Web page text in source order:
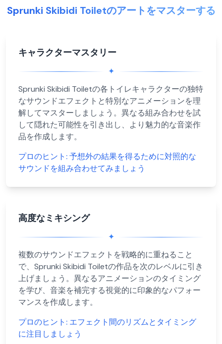
Sprunki Skibidi Toiletのアートをマスターする
キャラクターマスタリー
✦
Sprunki Skibidi Toiletの各トイレキャラクターの独特
なサウンドエフェクトと特別なアニメーションを理
解してマスターしましょう。異なる組み合わせを試
して隠れた可能性を引き出し、より魅力的な音楽作
品を作成します。
プロのヒント:予想外の結果を得るために対照的な
サウンドを組み合わせてみましょう
高度なミキシング
✦
複数のサウンドエフェクトを戦略的に重ねること
で、Sprunki Skibidi Toiletの作品を次のレベルに引き
上げましょう。異なるアニメーションのタイミング
を学び、音楽を補完する視覚的に印象的なパフォー
マンスを作成します。
プロのヒント: エフェクト間のリズムとタイミング
に注目しましょう